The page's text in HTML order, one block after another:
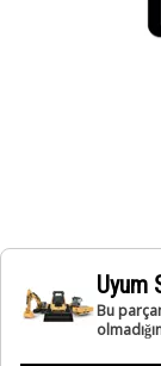
Uyum
Bu